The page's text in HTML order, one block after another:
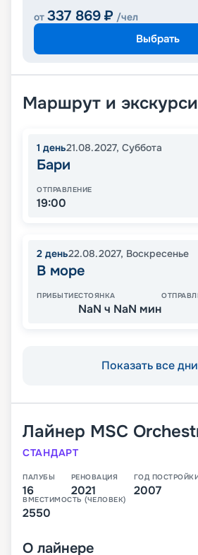
от 337 869 ₽ /чел
Выбрать
Маршрут и
1 день21.08.2027, Суббота
Бари
ОТПРАВЛЕНИЕ
19:00
2 день22.08.2027, Воскресенье
В море
ПРИБЫТИЕСТОЯНКА
NaN ч NaN мин
Показать все
Лайнер MSC
СТАНДАРТ
ПАЛУБЫ
16
РЕНОВАЦИЯ
2021
ГОД
2007
ВМЕСТИМОСТЬ (ЧЕЛОВЕК)
2550
О лайнере